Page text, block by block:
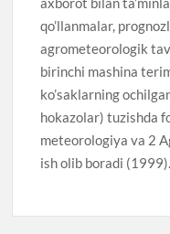
qo’llanmalar,
agrometeorologik
birinchi mashina
ko’saklarning
hokazolar) tuzishda
meteorologiya va 2
ish olib boradi (1999).